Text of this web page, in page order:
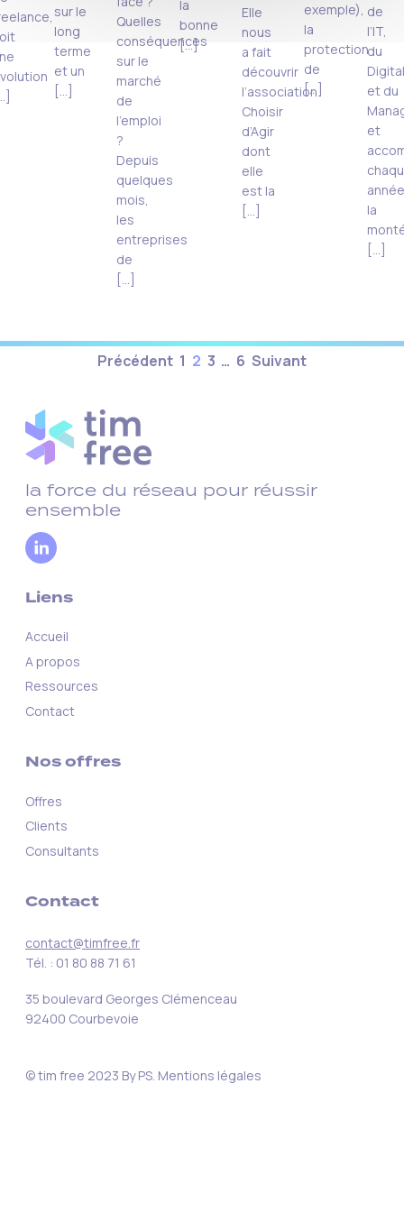
sur le
long
terme
et un
[…]
Quelles
conséquences
sur le
marché
de
l’emploi
?
Depuis
quelques
mois,
les
entreprises
de
[…]
la
bonne
[…]
Elle
nous
a fait
découvrir
l’association
Choisir
d’Agir
dont
elle
est la
[…]
exemple),
la
protection
de
[…]
de
l’IT,
du
Digital
et du
et
année
la
[…]
Précédent 1 2 3 … 6 Suivant
la force du réseau pour réussir
ensemble
Liens
Accueil
A propos
Ressources
Contact
Nos offres
Offres
Clients
Consultants
Contact
contact@timfree.fr
Tél. : 01 80 88 71 61
35 boulevard Georges Clémenceau
92400 Courbevoie
© tim free 2023 By PS Mentions légales